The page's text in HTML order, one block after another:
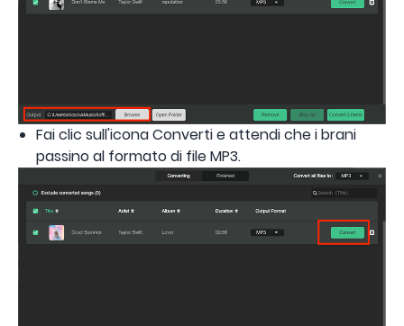
Fai clic sull'icona Converti e attendi che i brani
passino al formato di file MP3.